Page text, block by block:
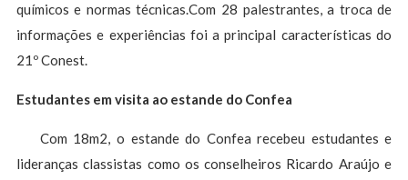
químicos e normas técnicas.Com 28 palestrantes, a troca de
informações e experiências foi a principal características do
21º Conest.
Estudantes em visita ao estande do Confea
Com 18m2, o estande do Confea recebeu estudantes e
lideranças classistas como os conselheiros Ricardo Araújo e